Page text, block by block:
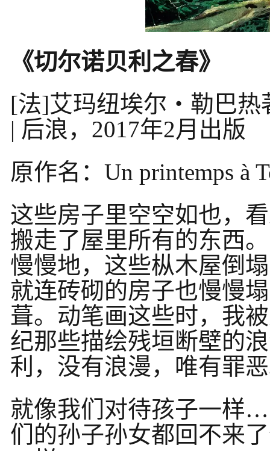
《切尔诺贝利之春》
[法]艾玛纽埃尔・勒巴
| 后浪，2017年2月出版
原作名：Un printemps à
这些房子里空空如也，
搬走了屋里所有的东西
慢慢地，这些枞木屋倒
就连砖砌的房子也慢慢
葺。动笔画这些时，我
纪那些描绘残垣断壁的
利，没有浪漫，唯有罪
就像我们对待孩子一样
们的孙子孙女都回不来